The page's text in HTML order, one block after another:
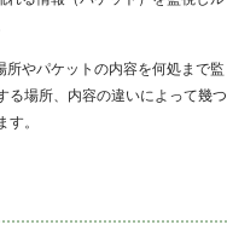
やパケットの内容を何処まで監
る場所、内容の違いによって幾つ
。